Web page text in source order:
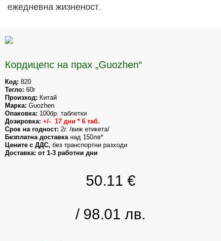
ежедневна жизненост.
Кордицепс на прах „Guozhen“
Код:
Тегло:
Произход:
Марка: Guozhen
Опаковка:
Дозировка: +/-  17 дни * 6 таб.
Срок на годност:
Безплатна доставка
Цените с ДДС, без транспортни разходи
Доставка: от 1-3 работни дни
50.11 €
/ 98.01 лв.